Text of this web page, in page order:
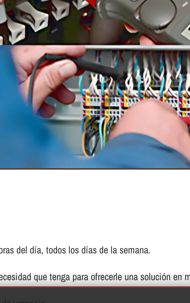
del dí­a, todos los dí­as de la semana.
que tenga para ofrecerle una solución en